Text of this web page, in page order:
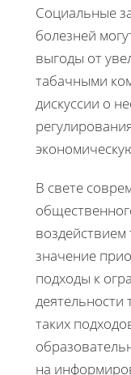
Социальные
болезней
выгоды от
табачными
дискуссии о
В свете
значение
подходы к
таких
на